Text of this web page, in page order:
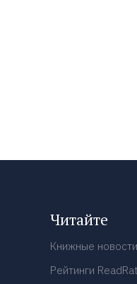
Читайте
Книжные новости
Рейтинги